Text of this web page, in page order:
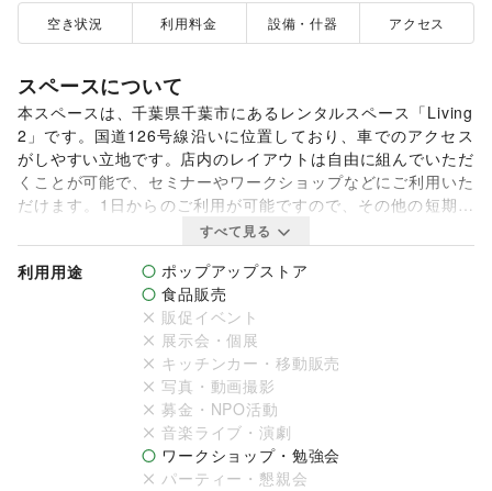
空き状況 利用料金 設備・什器 アクセス
スペースについて
本スペースは、千葉県千葉市にあるレンタルスペース「Living
2」です。国道126号線沿いに位置しており、車でのアクセス
がしやすい立地です。店内のレイアウトは自由に組んでいただ
くことが可能で、セミナーやワークショップなどにご利用いた
だけます。1日からのご利用が可能ですので、その他の短期出
また、敷地内には貸出可能な建物が複数あり、敷地全体を貸し
切って自主企画マルシェなどのイベント開催も可能です。キッ
チンカーの乗り入れにも対応しており、飲食を含めた賑やかな
イベントにもご活用いただけます。敷地内の他スペースについ
ては、ページ下部の「オーナーの他スペース」をご確認くださ
すべて見る
利用用途
ポップアップストア
食品販売
販促イベント
展示会・個展
キッチンカー・移動販売
写真・動画撮影
募金・NPO活動
音楽ライブ・演劇
ワークショップ・勉強会
パーティー・懇親会